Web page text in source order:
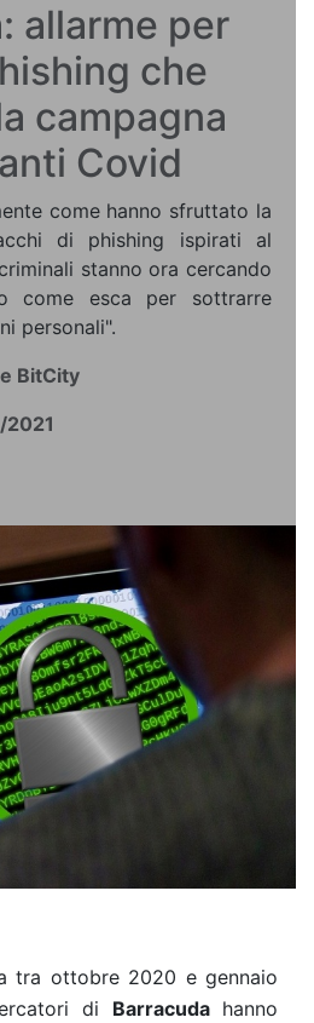
allarme per
che
campagna
Covid
come hanno sfruttato la
di phishing ispirati al
stanno ora cercando
come esca per sottrarre
personali".
BitCity
tra ottobre 2020 e gennaio
di Barracuda hanno